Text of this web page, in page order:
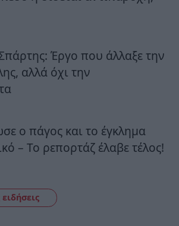
Έργο που άλλαξε την
αλλά όχι την
ο πάγος και το έγκλημα
– Το ρεπορτάζ έλαβε τέλος!